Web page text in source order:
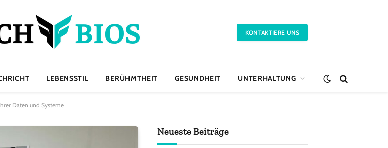
KONTAKTIERE UNS
LEBENSSTIL BERÜHMTHEIT GESUNDHEIT UNTERHALTUNG
Daten und Systeme
Neueste Beiträge